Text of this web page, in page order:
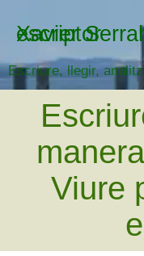
Xavier Serrahima: escriptor
Escriure, llegir,
Viure